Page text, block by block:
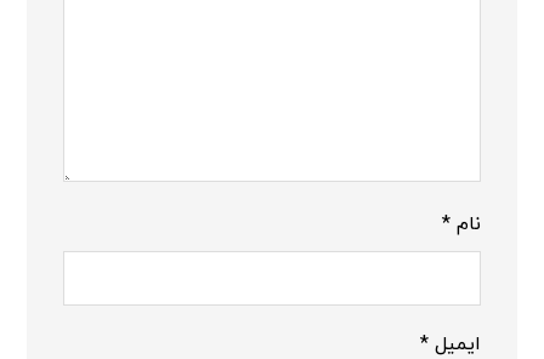
نام*
ایمیل*